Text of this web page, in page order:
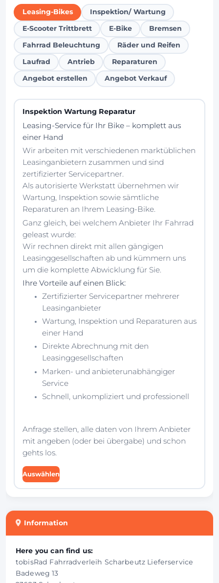
Leasing-Bikes
Inspektion/ Wartung
E-Scooter Trittbrett
E-Bike
Bremsen
Fahrrad Beleuchtung
Räder und Reifen
Laufrad
Antrieb
Reparaturen
Angebot erstellen
Angebot Verkauf
Inspektion Wartung Reparatur
Leasing-Service für Ihr Bike – komplett aus
einer Hand
Wir arbeiten mit verschiedenen marktüblichen
Leasinganbietern zusammen und sind
zertifizierter Servicepartner.
Als autorisierte Werkstatt übernehmen wir
Wartung, Inspektion sowie sämtliche
Reparaturen an Ihrem Leasing-Bike.
Ganz gleich, bei welchem Anbieter Ihr Fahrrad
geleast wurde:
Wir rechnen direkt mit allen gängigen
Leasinggesellschaften ab und kümmern uns
um die komplette Abwicklung für Sie.
Ihre Vorteile auf einen Blick:
Zertifizierter Servicepartner mehrerer
Leasinganbieter
Wartung, Inspektion und Reparaturen aus
einer Hand
Direkte Abrechnung mit den
Leasinggesellschaften
Marken- und anbieterunabhängiger
Service
Schnell, unkompliziert und professionell
Anfrage stellen, alle daten von Ihrem Anbieter
mit angeben (oder bei übergabe) und schon
gehts los.
Auswählen
Information
Here you can find us:
tobisRad Fahrradverleih Scharbeutz Lieferservice
Badeweg 13